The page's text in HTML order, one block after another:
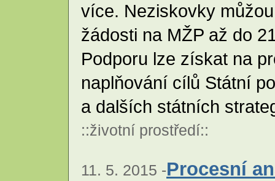
více. Neziskovky
žádosti na MŽP až do
Podporu lze získat na
naplňování cílů Státní
a dalších státních
::životní prostředí::
11. 5. 2015 -Procesní